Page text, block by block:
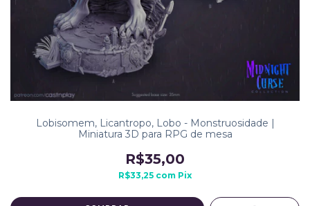
Lobisomem, Licantropo, Lobo - Monstruosidade |
Miniatura 3D para RPG de mesa
R$35,00
R$33,25 com Pix